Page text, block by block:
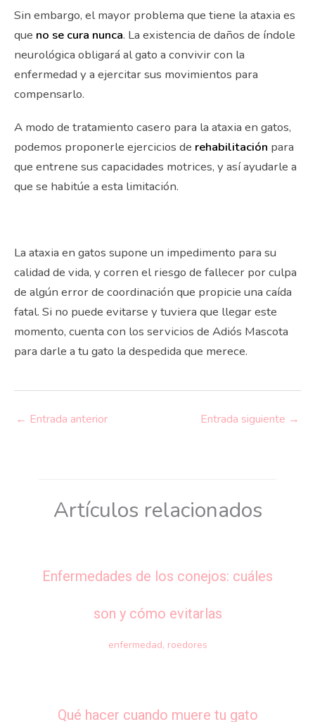
Sin embargo, el mayor problema que tiene la ataxia es
que no se cura nunca. La existencia de daños de índole
neurológica obligará al gato a convivir con la
enfermedad y a ejercitar sus movimientos para
compensarlo.
A modo de tratamiento casero para la ataxia en gatos,
podemos proponerle ejercicios de rehabilitación para
que entrene sus capacidades motrices, y así ayudarle a
que se habitúe a esta limitación.
La ataxia en gatos supone un impedimento para su
calidad de vida, y corren el riesgo de fallecer por culpa
de algún error de coordinación que propicie una caída
fatal. Si no puede evitarse y tuviera que llegar este
momento, cuenta con los servicios de Adiós Mascota
para darle a tu gato la despedida que merece.
← Entrada anterior Entrada siguiente →
Artículos relacionados
Enfermedades de los conejos: cuáles
son y cómo evitarlas
enfermedad, roedores
Qué hacer cuando muere tu gato